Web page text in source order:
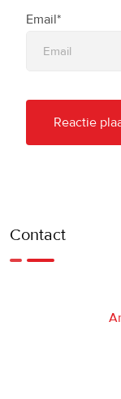
Email*
Contact